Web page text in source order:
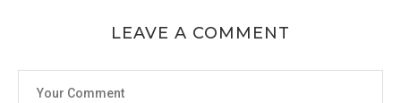
LEAVE A COMMENT